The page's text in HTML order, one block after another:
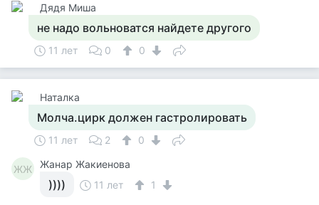
Дядя Миша
не надо вольноватся найдете другого
11 лет 0 0
Наталка
Молча.цирк должен гастролировать
11 лет 2 0
ЖЖ Жанар Жакиенова
)))) 11 лет 1